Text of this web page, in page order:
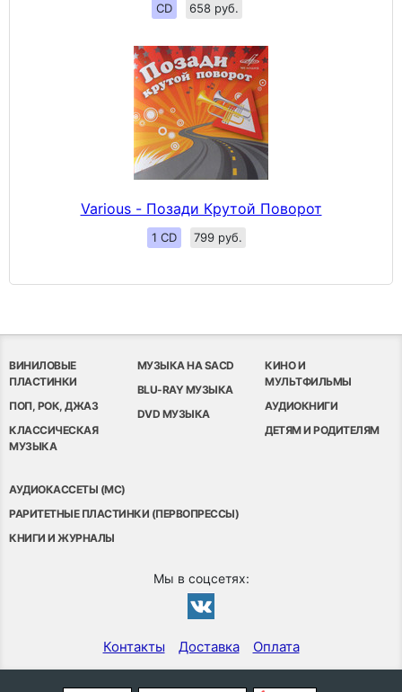
CD 658 руб.
Various - Позади Крутой Поворот
1 CD 799 руб.
ВИНИЛОВЫЕ
ПЛАСТИНКИ
ПОП, РОК, ДЖАЗ
КЛАССИЧЕСКАЯ
МУЗЫКА
МУЗЫКА НА SACD
BLU-RAY МУЗЫКА
DVD МУЗЫКА
КИНО И
МУЛЬТФИЛЬМЫ
АУДИОКНИГИ
ДЕТЯМ И РОДИТЕЛЯМ
АУДИОКАССЕТЫ (MC)
РАРИТЕТНЫЕ ПЛАСТИНКИ (ПЕРВОПРЕССЫ)
КНИГИ И ЖУРНАЛЫ
Мы в соцсетях:
Контакты Доставка Оплата